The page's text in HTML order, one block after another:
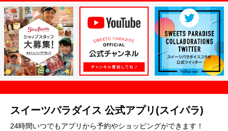
スイーツパラダイス 公式アプリ(スイパラ)
24時間いつでもアプリから予約やショッピングができます！